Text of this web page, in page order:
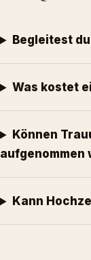
Begleitest
Was kostet
Können
aufgenommen
Kann